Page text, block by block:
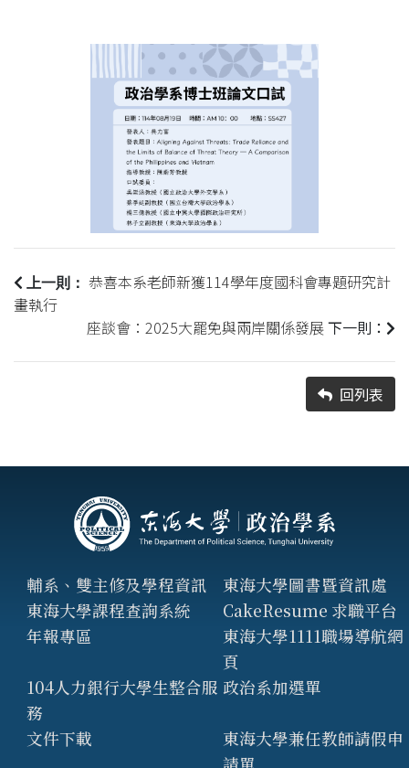
上一則：
恭喜本系老師新獲114學年度國科會專題研究計
畫執行
座談會：2025大罷免與兩岸關係發展下一則：
回列表
輔系、雙主修及學程資訊
東海大學圖書暨資訊處
東海大學課程查詢系統
CakeResume 求職平台
年報專區
東海大學1111職場導航網
頁
104人力銀行大學生整合服
務
政治系加選單
文件下載
東海大學兼任教師請假申